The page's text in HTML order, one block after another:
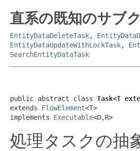
直系の既知のサブ
EntityDataDeleteTask,
EntityDataUpdateWithLockTask,
SearchEntityDataTask
public abstract class Task<T
extends FlowElement<T>
implements Executable<D,R>
処理タスクの抽